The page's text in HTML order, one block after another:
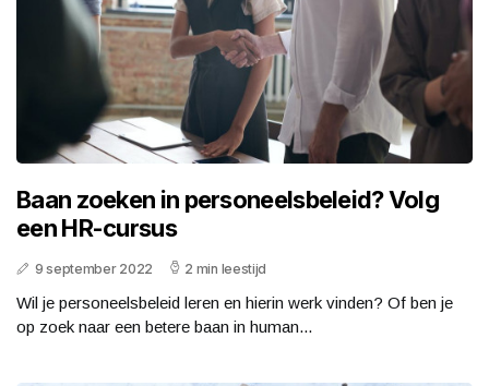
Baan zoeken in personeelsbeleid? Volg
een HR-cursus
9 september 2022 2 min leestijd
Wil je personeelsbeleid leren en hierin werk vinden? Of ben je
op zoek naar een betere baan in human...